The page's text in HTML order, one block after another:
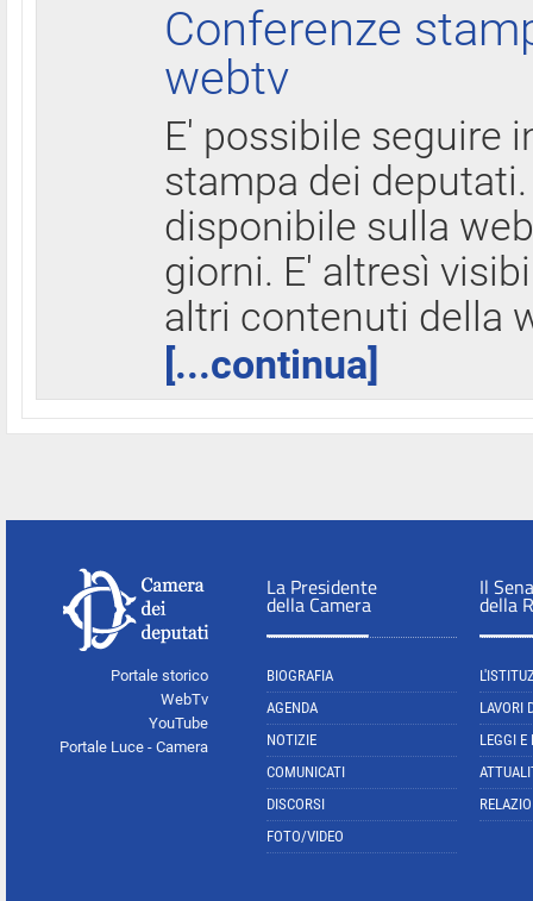
Conferenze
webtv
E' possibile seguire
stampa dei
disponibile sulla
giorni. E' altresì
altri contenuti della
[...continua]
Portale storico
WebTv
YouTube
Portale Luce - Camera
La Presidente
della Camera
BIOGRAFIA
AGENDA
NOTIZIE
COMUNICATI
DISCORSI
FOTO/VIDEO
Il
della
LAVORI
LEGGI E